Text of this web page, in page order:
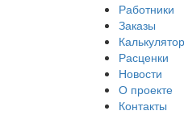
Работники
Заказы
Расценки
Новости
О проекте
Контакты